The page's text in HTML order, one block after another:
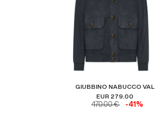
GIUBBINO NABUCCO VAL
EUR 279.00
470.00 € -41%